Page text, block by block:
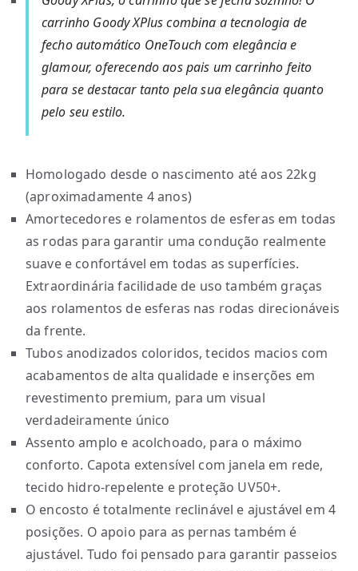
carrinho Goody XPlus combina a tecnologia de
fecho automático OneTouch com elegância e
glamour, oferecendo aos pais um carrinho feito
para se destacar tanto pela sua elegância quanto
pelo seu estilo.
Homologado desde o nascimento até aos 22kg
(aproximadamente 4 anos)
Amortecedores e rolamentos de esferas em todas
as rodas para garantir uma condução realmente
suave e confortável em todas as superfícies.
Extraordinária facilidade de uso também graças
aos rolamentos de esferas nas rodas direcionáveis
da frente.
Tubos anodizados coloridos, tecidos macios com
acabamentos de alta qualidade e inserções em
revestimento premium, para um visual
verdadeiramente único
Assento amplo e acolchoado, para o máximo
conforto. Capota extensível com janela em rede,
tecido hidro-repelente e proteção UV50+.
O encosto é totalmente reclinável e ajustável em 4
posições. O apoio para as pernas também é
ajustável. Tudo foi pensado para garantir passeios